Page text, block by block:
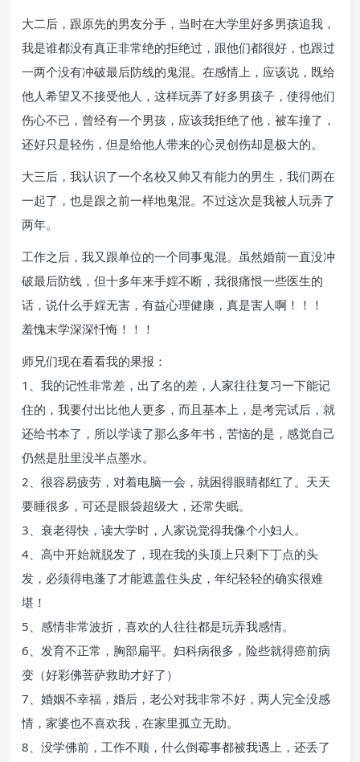
大二后，跟原先的男友分手，当时在大学里好多男孩追我，
我是谁都没有真正非常绝的拒绝过，跟他们都很好，也跟过
一两个没有冲破最后防线的鬼混。在感情上，应该说，既给
他人希望又不接受他人，这样玩弄了好多男孩子，使得他们
伤心不已，曾经有一个男孩，应该我拒绝了他，被车撞了，
还好只是轻伤，但是给他人带来的心灵创伤却是极大的。
大三后，我认识了一个名校又帅又有能力的男生，我们两在
一起了，也是跟之前一样地鬼混。不过这次是我被人玩弄了
两年。
工作之后，我又跟单位的一个同事鬼混。虽然婚前一直没冲
破最后防线，但十多年来手婬不断，我很痛恨一些医生的
话，说什么手婬无害，有益心理健康，真是害人啊！！！
羞愧末学深深忏悔！！！
师兄们现在看看我的果报：
1、我的记性非常差，出了名的差，人家往往复习一下能记
住的，我要付出比他人更多，而且基本上，是考完试后，就
还给书本了，所以学读了那么多年书，苦恼的是，感觉自己
仍然是肚里没半点墨水。
2、很容易疲劳，对着电脑一会，就困得眼睛都红了。天天
要睡很多，可还是眼袋超级大，还常失眠。
3、衰老得快，读大学时，人家说觉得我像个小妇人。
4、高中开始就脱发了，现在我的头顶上只剩下丁点的头
发，必须得电蓬了才能遮盖住头皮，年纪轻轻的确实很难
堪！
5、感情非常波折，喜欢的人往往都是玩弄我感情。
6、发育不正常，胸部扁平。妇科病很多，险些就得癌前病
变（好彩佛菩萨救助才好了）
7、婚姻不幸福，婚后，老公对我非常不好，两人完全没感
情，家婆也不喜欢我，在家里孤立无助。
8、没学佛前，工作不顺，什么倒霉事都被我遇上，还丢了